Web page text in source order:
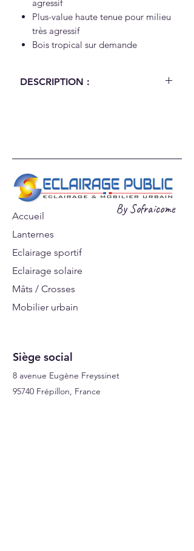
agressif
Plus-value haute tenue pour milieu
très agressif
Bois tropical sur demande
DESCRIPTION :
Fixation : Scellement direct ou
platine 127 x 127 mm
Poids : 22 kg
Finition : Peinture polyester RAL au
choix
Options :
Plus-value haute tenue pour
milieu agressif
Plus-value haute tenue pour
milieu très agressif
Bois tropical sur demande
Accueil
Lanternes
Eclairage sportif
Eclairage solaire
Mâts / Crosses
Mobilier urbain
By Sofraicome
Siège social
8 avenue Eugène Freyssinet
95740 Frépillon, France